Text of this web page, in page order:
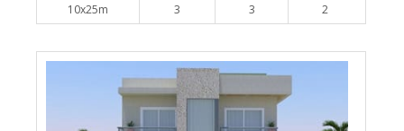
10x25m 3 3 2